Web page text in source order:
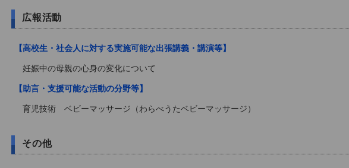
広報活動
【高校生・社会人に対する実施可能な出張講義・講演等】
妊娠中の母親の心身の変化について
【助言・支援可能な活動の分野等】
育児技術 ベビーマッサージ（わらべうたベビーマッサージ）
その他